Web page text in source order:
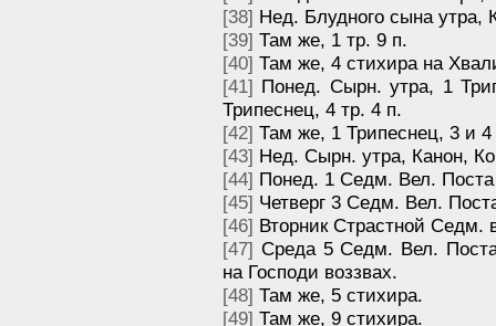
[38] Нед. Блудного сына утра,
[39] Там же, 1 тр. 9 п.
[40] Там же, 4 стихира на
[41] Понед. Сырн. утра, 1
Трипеснец, 4 тр. 4 п.
[42] Там же, 1 Трипеснец, 3 и 4
[43] Нед. Сырн. утра, Канон,
[44] Понед. 1 Седм. Вел. Поста
[45] Четверг 3 Седм. Вел.
[46] Вторник Страстной Седм.
[47] Среда 5 Седм. Вел. Поста
на Господи воззвах.
[48] Там же, 5 стихира.
[49] Там же, 9 стихира.